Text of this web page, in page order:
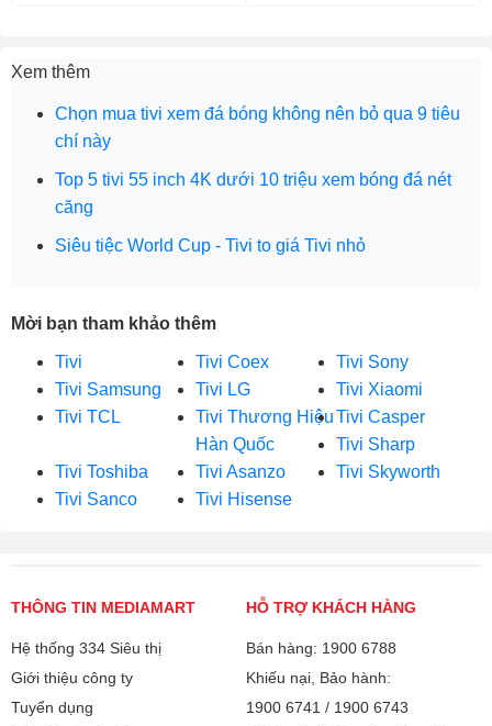
Xem thêm
Chọn mua tivi xem đá bóng không nên bỏ qua 9 tiêu
chí này
Top 5 tivi 55 inch 4K dưới 10 triệu xem bóng đá nét
căng
Siêu tiệc World Cup - Tivi to giá Tivi nhỏ
Mời bạn tham khảo thêm
Tivi Tivi Coex
Tivi Sony
Tivi Samsung
Tivi LG
Tivi Xiaomi
Tivi TCL
Tivi Thương Hiệu
Hàn Quốc
Tivi Casper
Tivi Sharp
Tivi Toshiba
Tivi Asanzo
Tivi Skyworth
Tivi Sanco
Tivi Hisense
THÔNG TIN MEDIAMART
Hệ thống 334 Siêu thị
Giới thiệu công ty
Tuyển dụng
HỖ TRỢ KHÁCH HÀNG
Bán hàng: 1900 6788
Khiếu nại, Bảo hành:
1900 6741 / 1900 6743